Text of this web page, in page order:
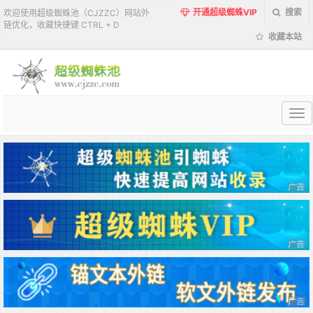
欢迎使用超级蜘蛛池（CJZZC）网站外
链优化，收藏快捷键 CTRL + D
开通超级蜘蛛VIP 搜索
收藏本站
超
蜘
蛛
池